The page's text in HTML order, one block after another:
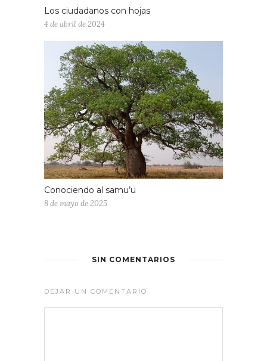
Los ciudadanos con hojas
4 de abril de 2024
Conociendo al samu’u
8 de mayo de 2025
SIN COMENTARIOS
DEJAR UN COMENTARIO